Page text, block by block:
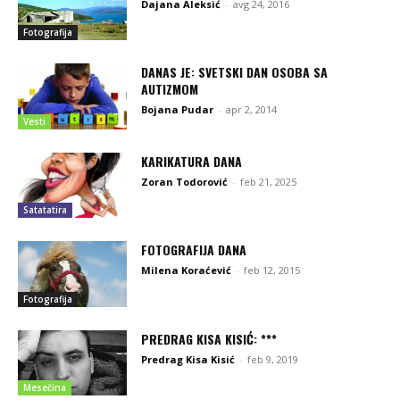
Fotografija
Dajana Aleksić - avg 24, 2016
Vesti
DANAS JE: SVETSKI DAN OSOBA SA
AUTIZMOM
Bojana Pudar - apr 2, 2014
Satatatira
KARIKATURA DANA
Zoran Todorović - feb 21, 2025
Fotografija
FOTOGRAFIJA DANA
Milena Koraćević - feb 12, 2015
Mesečina
PREDRAG KISA KISIĆ: ***
Predrag Kisa Kisić - feb 9, 2019